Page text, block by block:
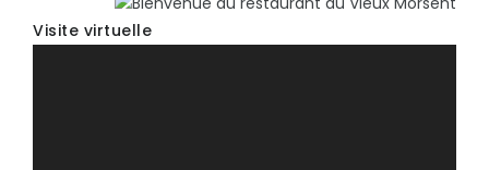
Visite virtuelle